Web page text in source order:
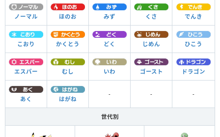
ノーマル ほのお みず くさ でんき
こおり かくとう どく じめん ひこう
エスパー むし いわ ゴースト ドラゴン
あく はがね
- - -
世代別